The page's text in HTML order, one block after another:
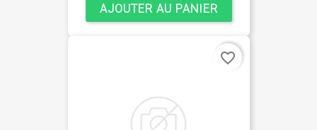
AJOUTER AU PANIER
favorite_border